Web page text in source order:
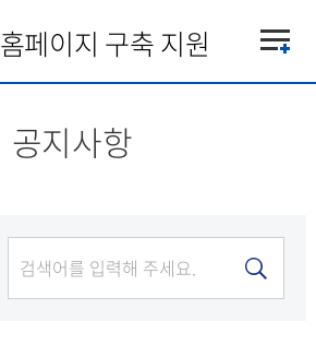
홈페이지 구축 지원
공지사항